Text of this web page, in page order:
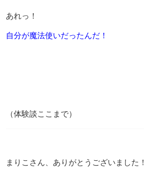
あれっ！
自分が魔法使いだったんだ！
（体験談ここまで）
まりこさん、ありがとうございました！